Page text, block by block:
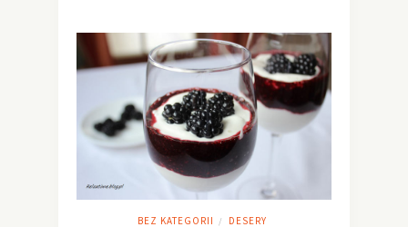
BEZ KATEGORII / DESERY